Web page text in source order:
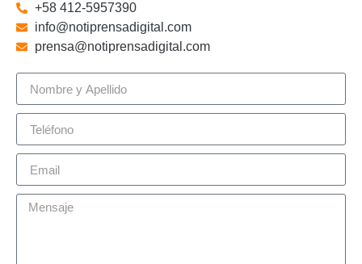
+58 412-5957390
info@notiprensadigital.com
prensa@notiprensadigital.com